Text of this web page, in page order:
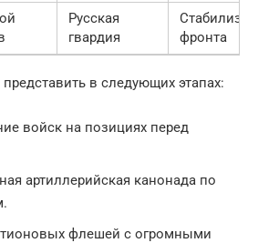
Русская
гвардия
фронта
в следующих этапах:
войск на позициях перед
артиллерийская канонада по
флешей с огромными